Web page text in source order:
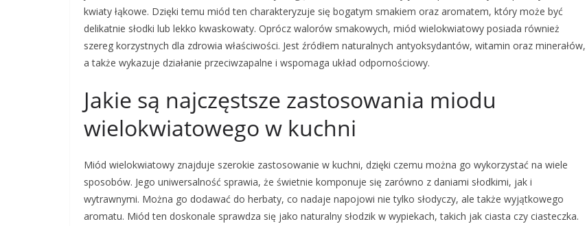
kwiaty łąkowe. Dzięki temu miód ten charakteryzuje się bogatym smakiem oraz aromatem, który może być
delikatnie słodki lub lekko kwaskowaty. Oprócz walorów smakowych, miód wielokwiatowy posiada również
szereg korzystnych dla zdrowia właściwości. Jest źródłem naturalnych antyoksydantów, witamin oraz minerałów,
a także wykazuje działanie przeciwzapalne i wspomaga układ odpornościowy.
Jakie są najczęstsze zastosowania miodu
wielokwiatowego w kuchni
Miód wielokwiatowy znajduje szerokie zastosowanie w kuchni, dzięki czemu można go wykorzystać na wiele
sposobów. Jego uniwersalność sprawia, że świetnie komponuje się zarówno z daniami słodkimi, jak i
wytrawnymi. Można go dodawać do herbaty, co nadaje napojowi nie tylko słodyczy, ale także wyjątkowego
aromatu. Miód ten doskonale sprawdza się jako naturalny słodzik w wypiekach, takich jak ciasta czy ciasteczka.